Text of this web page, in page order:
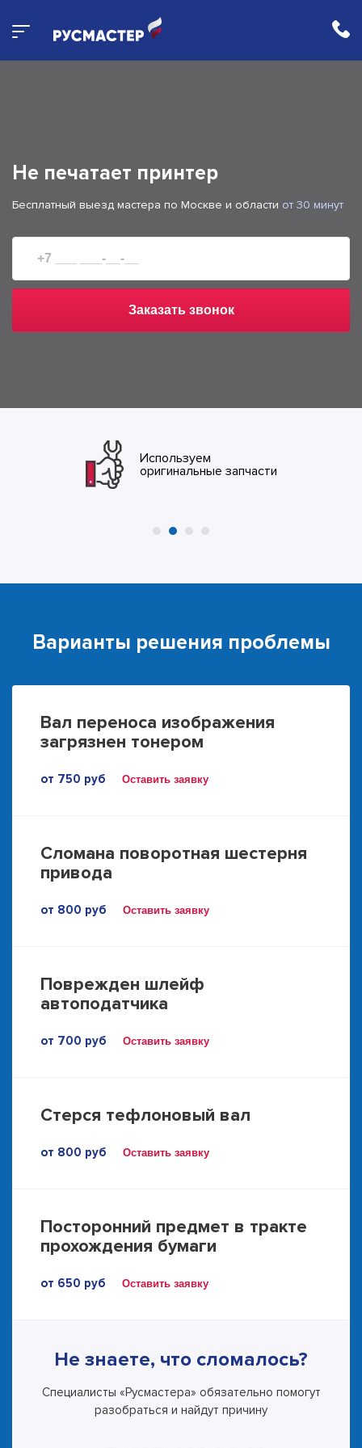
Не печатает принтер
Бесплатный выезд мастера по Москве и области от 30 минут
Заказать звонок
Используем
оригинальные запчасти
Даем гарантию
от 2-х лет
Варианты решения проблемы
Вал переноса изображения
загрязнен тонером
от 750 руб Оставить заявку
Сломана поворотная шестерня
привода
от 800 руб Оставить заявку
Поврежден шлейф
автоподатчика
от 700 руб Оставить заявку
Стерся тефлоновый вал
от 800 руб Оставить заявку
Посторонний предмет в тракте
прохождения бумаги
от 650 руб Оставить заявку
Не знаете, что сломалось?
Специалисты «Русмастера» обязательно помогут
разобраться и найдут причину